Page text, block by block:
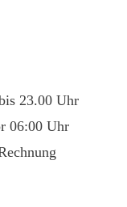
23.00 Uhr
06:00 Uhr